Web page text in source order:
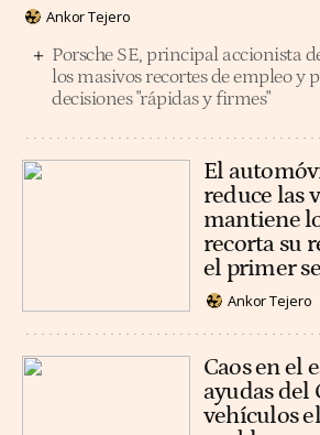
Ankor Tejero
Porsche SE, principal accionista
los masivos recortes de empleo y
decisiones "rápidas y firmes"
El
reduce las
mantiene
recorta su
el primer
Ankor Tejero
Caos en el
ayudas del
vehículos